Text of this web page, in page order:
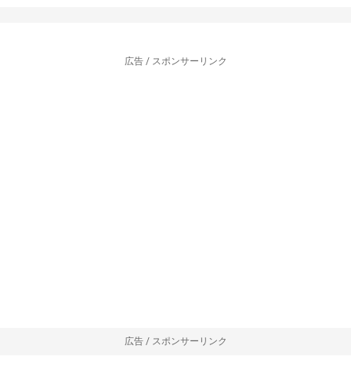
広告 / スポンサーリンク
広告 / スポンサーリンク